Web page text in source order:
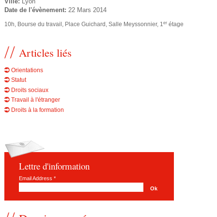
d
u
s
t
e
s
i
Ville: Lyon
Date de l'évènement: 22 Mars 2014
10h, Bourse du travail, Place Guichard, Salle Meyssonnier, 1erétage
Articles liés
Orientations
Statut
Droits sociaux
Travail à l'étranger
Droits à la formation
Lettre d'information
Email Address *